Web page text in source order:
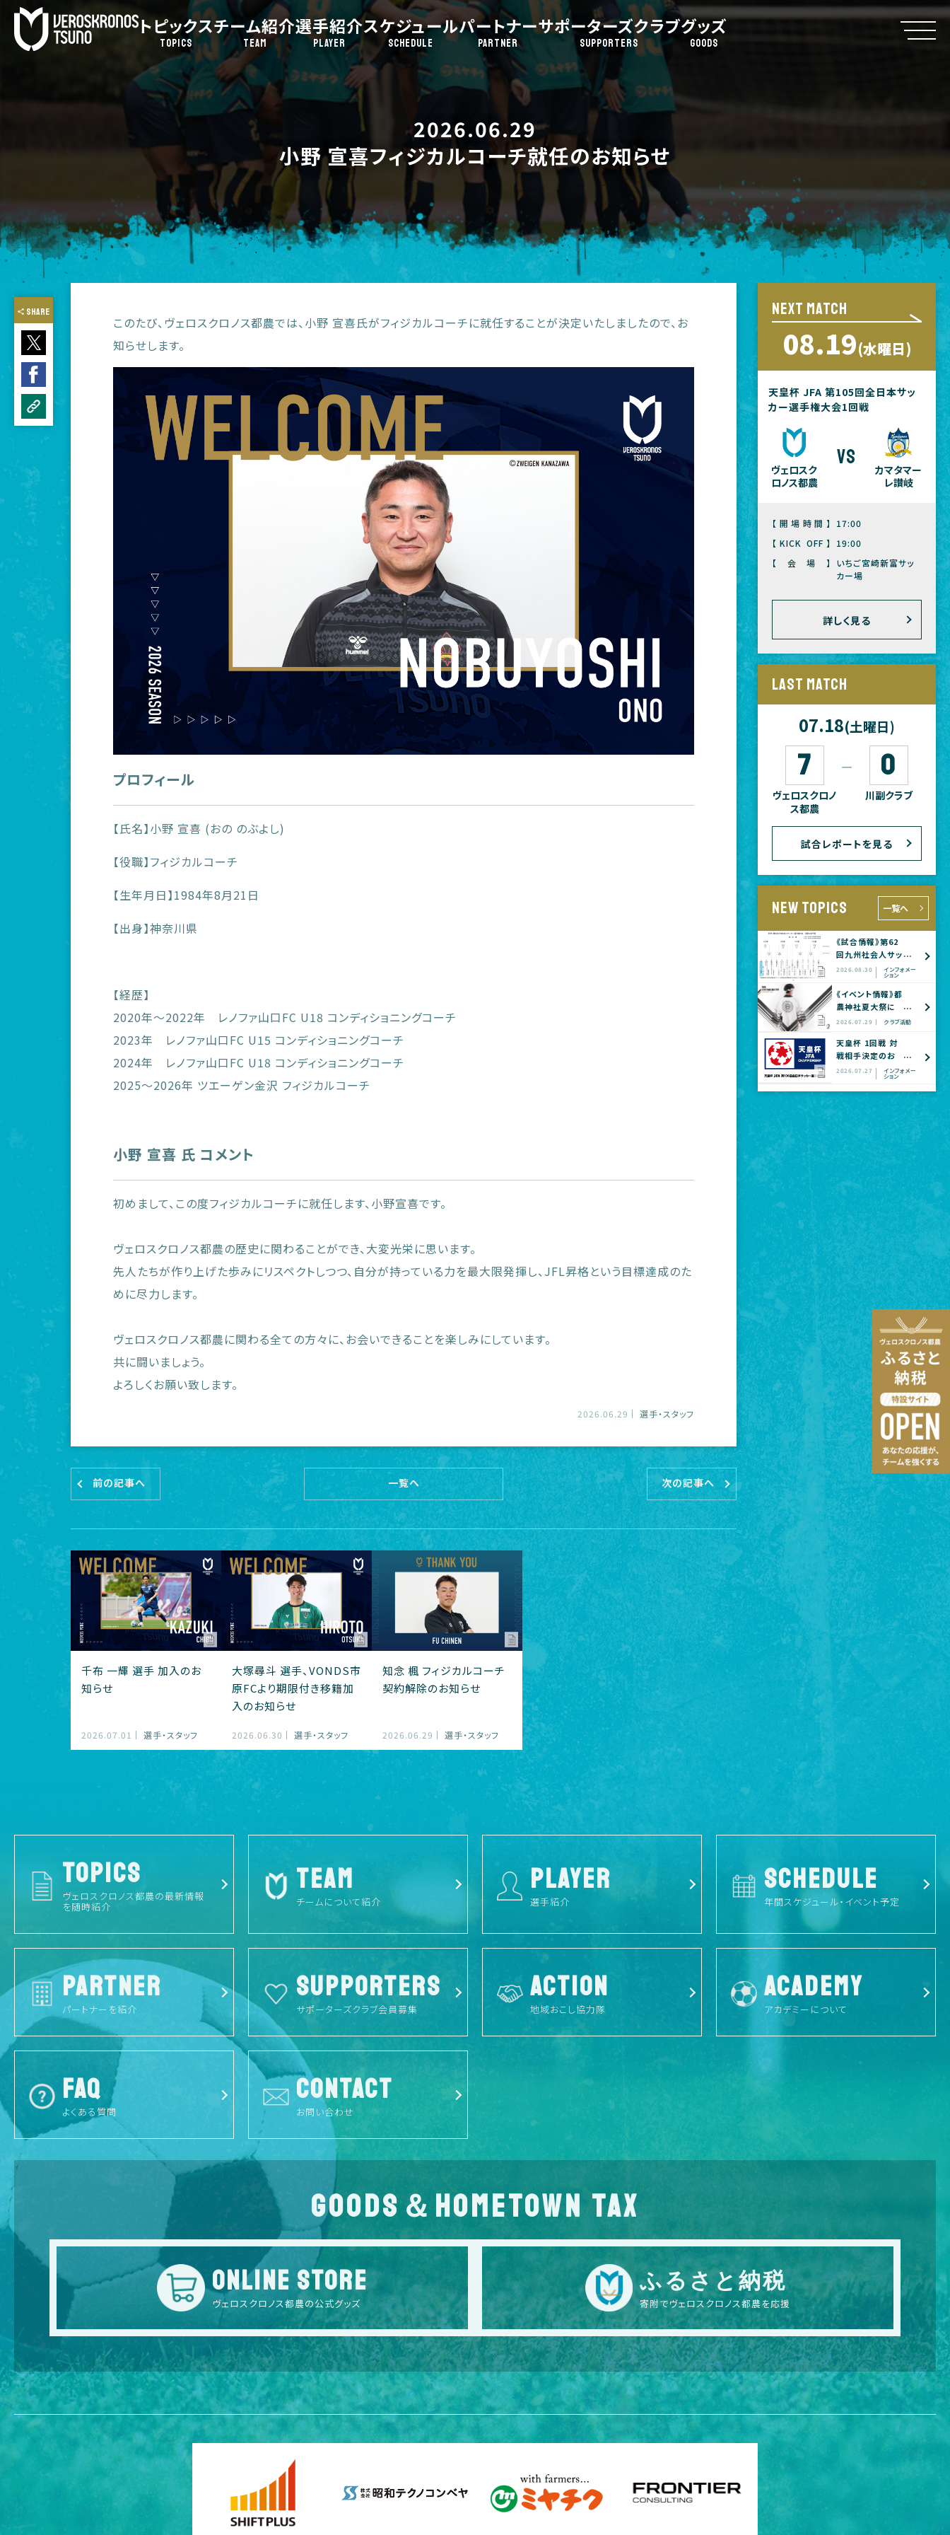
トピックス
TOPICS
チーム紹介
TEAM
選手紹介
PLAYER
スケジュール
SCHEDULE
パートナー
PARTNER
サポーターズクラブ
SUPPORTERS
グッズ
GOODS
2026.06.29
小野 宣喜フィジカルコーチ就任のお知らせ
SHARE
このたび、ヴェロスクロノス都農では、小野 宣喜氏がフィジカルコーチに就任することが決定いたしましたので、お
知らせします。
プロフィール
【氏名】小野 宣喜 (おの のぶよし)
【役職】フィジカルコーチ
【生年月日】1984年8月21日
【出身】神奈川県
【経歴】
2020年〜2022年 レノファ山口FC U18 コンディショニングコーチ
2023年 レノファ山口FC U15 コンディショニングコーチ
2024年 レノファ山口FC U18 コンディショニングコーチ
2025〜2026年 ツエーゲン金沢 フィジカルコーチ
小野 宣喜 氏 コメント
初めまして、この度フィジカルコーチに就任します、小野宣喜です。
ヴェロスクロノス都農の歴史に関わることができ、大変光栄に思います。
先人たちが作り上げた歩みにリスペクトしつつ、自分が持っている力を最大限発揮し、JFL昇格という目標達成のた
めに尽力します。
ヴェロスクロノス都農に関わる全ての方々に、お会いできることを楽しみにしています。
共に闘いましょう。
よろしくお願い致します。
2026.06.29 選手・スタッフ
前の記事へ 一覧へ 次の記事へ
千布 一輝 選手 加入のお
知らせ
2026.07.01 選手・スタッフ
大塚尋斗 選手、VONDS市
原FCより期限付き移籍加
入のお知らせ
2026.06.30 選手・スタッフ
知念 楓 フィジカルコーチ
契約解除のお知らせ
2026.06.29 選手・スタッフ
NEXT MATCH
08.19(水曜日)
天皇杯 JFA 第105回全日本サッ
カー選手権大会1回戦
ヴェロスク
ロノス都農
vs
カマタマー
レ讃岐
【開場時間】
17:00
【KICK OFF】
19:00
【会場】
いちご宮崎新富サッ
カー場
詳しく見る
LAST MATCH
07.18(土曜日)
7
ヴェロスクロノ
ス都農
― 0
川副クラブ
試合レポートを見る
NEW TOPICS 一覧へ
《試合情報》第62
回九州社会人サッ
カー選手権大会
全国大会予選
2026.08.30 インフォメー
ション
《イベント情報》都
農神社夏大祭に
てヴェロスクロノ
ズショップ出店の
お知らせ
2026.07.29 クラブ活動
天皇杯 1回戦 対
戦相手決定のお
知らせ
2026.07.27 インフォメー
ション
TOPICS
ヴェロスクロノス都農の最新情報
を随時紹介
TEAM
チームについて紹介
PLAYER
選手紹介
SCHEDULE
年間スケジュール・イベント予定
PARTNER
パートナーを紹介
SUPPORTERS
サポーターズクラブ会員募集
ACTION
地域おこし協力隊
ACADEMY
アカデミーについて
FAQ
よくある質問
CONTACT
お問い合わせ
GOODS＆HOMETOWN TAX
ONLINE STORE
ヴェロスクロノス都農の公式グッズ
ふるさと納税
寄附でヴェロスクロノス都農を応援